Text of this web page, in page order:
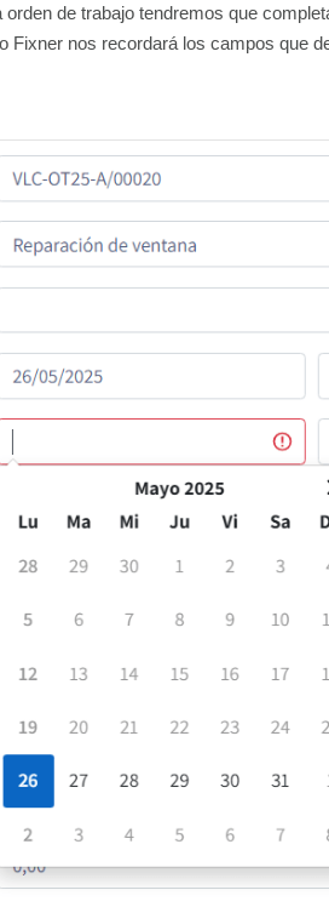
de trabajo tendremos que
Fixner nos recordará los campos que